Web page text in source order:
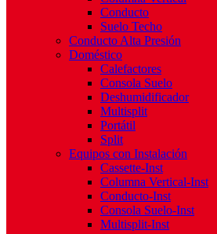
Conducto
Suelo Techo
Conducto Alta Presión
Doméstico
Calefactores
Consola Suelo
Deshumidificador
Multisplit
Portátil
Split
Equipos con Instalación
Cassette-Inst
Columna Vertical-Inst
Conducto-Inst
Consola Suelo-Inst
Multisplit-Inst